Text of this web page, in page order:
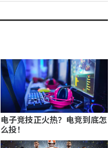
电子竞技正火热？电竞到底怎
么投！